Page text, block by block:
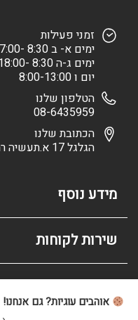
זמני פעילות
ימים א- ב 8:30 -17:00
ימים ג-ה 8:30 -18:00
יום ו 8:00-13:00
הטלפון שלנו
08-6435959
הכתובת שלנו
הגלגל 17 א.תעשיה רחובות
מידע נוסף
שירות לקוחות
אזור אישי
אוהבים עוגיות? גם אנחנו!